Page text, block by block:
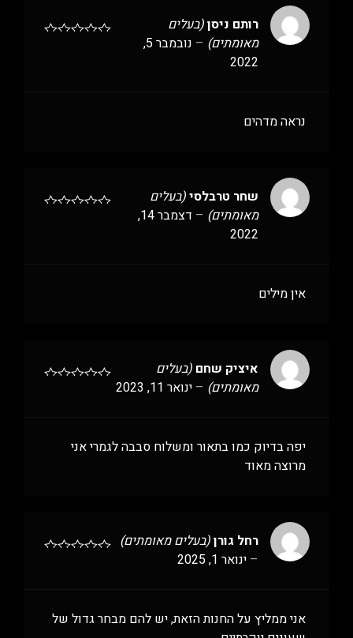
רותם ניסן(בעלים
מאומתים) –
נובמבר 5,
2022
נראה מדהים
שחר טרבלסי(בעלים
מאומתים) –
דצמבר 14,
2022
אין מילים
איציק שחם (בעלים
מאומתים) – ינואר 11, 2023
יפה בדיוק כמו בתאור ומשלוח סבבה לגמרי אני
מרוצה מאוד
רחל גורן(בעלים מאומתים)
– ינואר 1, 2025
אני ממליץ על החנות הזאת, יש להם מבחר גדול של